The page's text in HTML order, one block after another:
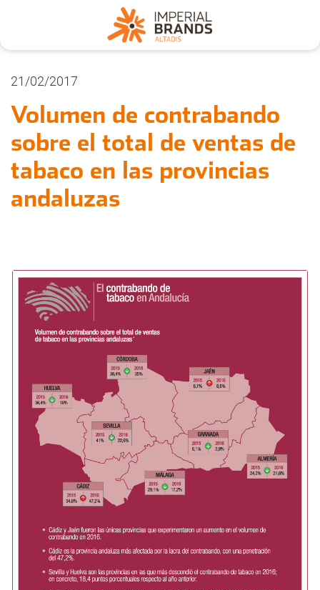
Nosotros
Secciones
Denuncia
Archivo
Estadísticas CMT
21/02/2017
Volumen de contrabando
sobre el total de ventas de
tabaco en las provincias
andaluzas